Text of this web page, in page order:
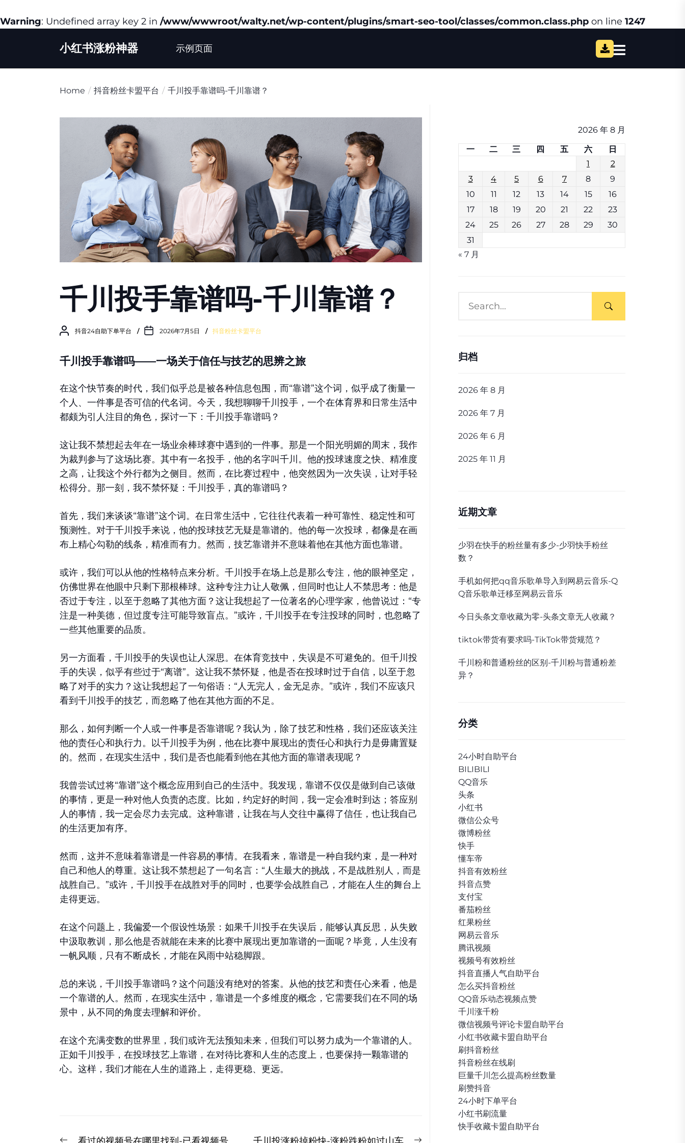
Warning: Undefined array key 2 in /www/wwwroot/walty.net/wp-content/plugins/smart-seo-tool/classes/common.class.php on line 1247
小红书涨粉神器 示例页面
Home 抖音粉丝卡盟平台 千川投手靠谱吗-千川靠谱？
千川投手靠谱吗-千川靠谱？
抖音24自助下单平台 2026年7月5日 抖音粉丝卡盟平台
千川投手靠谱吗——一场关于信任与技艺的思辨之旅
在这个快节奏的时代，我们似乎总是被各种信息包围，而“靠谱”这个词，似乎成了衡量一
个人、一件事是否可信的代名词。今天，我想聊聊千川投手，一个在体育界和日常生活中
都颇为引人注目的角色，探讨一下：千川投手靠谱吗？
这让我不禁想起去年在一场业余棒球赛中遇到的一件事。那是一个阳光明媚的周末，我作
为裁判参与了这场比赛。其中有一名投手，他的名字叫千川。他的投球速度之快、精准度
之高，让我这个外行都为之侧目。然而，在比赛过程中，他突然因为一次失误，让对手轻
松得分。那一刻，我不禁怀疑：千川投手，真的靠谱吗？
首先，我们来谈谈“靠谱”这个词。在日常生活中，它往往代表着一种可靠性、稳定性和可
预测性。对于千川投手来说，他的投球技艺无疑是靠谱的。他的每一次投球，都像是在画
布上精心勾勒的线条，精准而有力。然而，技艺靠谱并不意味着他在其他方面也靠谱。
或许，我们可以从他的性格特点来分析。千川投手在场上总是那么专注，他的眼神坚定，
仿佛世界在他眼中只剩下那根棒球。这种专注力让人敬佩，但同时也让人不禁思考：他是
否过于专注，以至于忽略了其他方面？这让我想起了一位著名的心理学家，他曾说过：“专
注是一种美德，但过度专注可能导致盲点。”或许，千川投手在专注投球的同时，也忽略了
一些其他重要的品质。
另一方面看，千川投手的失误也让人深思。在体育竞技中，失误是不可避免的。但千川投
手的失误，似乎有些过于“离谱”。这让我不禁怀疑，他是否在投球时过于自信，以至于忽
略了对手的实力？这让我想起了一句俗语：“人无完人，金无足赤。”或许，我们不应该只
看到千川投手的技艺，而忽略了他在其他方面的不足。
那么，如何判断一个人或一件事是否靠谱呢？我认为，除了技艺和性格，我们还应该关注
他的责任心和执行力。以千川投手为例，他在比赛中展现出的责任心和执行力是毋庸置疑
的。然而，在现实生活中，我们是否也能看到他在其他方面的靠谱表现呢？
我曾尝试过将“靠谱”这个概念应用到自己的生活中。我发现，靠谱不仅仅是做到自己该做
的事情，更是一种对他人负责的态度。比如，约定好的时间，我一定会准时到达；答应别
人的事情，我一定会尽力去完成。这种靠谱，让我在与人交往中赢得了信任，也让我自己
的生活更加有序。
然而，这并不意味着靠谱是一件容易的事情。在我看来，靠谱是一种自我约束，是一种对
自己和他人的尊重。这让我不禁想起了一句名言：“人生最大的挑战，不是战胜别人，而是
战胜自己。”或许，千川投手在战胜对手的同时，也要学会战胜自己，才能在人生的舞台上
走得更远。
在这个问题上，我偏爱一个假设性场景：如果千川投手在失误后，能够认真反思，从失败
中汲取教训，那么他是否就能在未来的比赛中展现出更加靠谱的一面呢？毕竟，人生没有
一帆风顺，只有不断成长，才能在风雨中站稳脚跟。
总的来说，千川投手靠谱吗？这个问题没有绝对的答案。从他的技艺和责任心来看，他是
一个靠谱的人。然而，在现实生活中，靠谱是一个多维度的概念，它需要我们在不同的场
景中，从不同的角度去理解和评价。
在这个充满变数的世界里，我们或许无法预知未来，但我们可以努力成为一个靠谱的人。
正如千川投手，在投球技艺上靠谱，在对待比赛和人生的态度上，也要保持一颗靠谱的
心。这样，我们才能在人生的道路上，走得更稳、更远。
Previous
Next
2026 年 8 月
一
二 三 四 五 六
日
1
2
3
4 5 6 7 8
9
10
11 12 13 14 15
16
17
18 19 20 21 22
23
24
25 26 27 28 29
30
31
« 7 月
归档
2026 年 8 月
2026 年 7 月
2026 年 6 月
2025 年 11 月
近期文章
少羽在快手的粉丝量有多少-少羽快手粉丝
数？
手机如何把qq音乐歌单导入到网易云音乐-Q
Q音乐歌单迁移至网易云音乐
今日头条文章收藏为零-头条文章无人收藏？
tiktok带货有要求吗-TikTok带货规范？
千川粉和普通粉丝的区别-千川粉与普通粉差
异？
分类
24小时自助平台
BILIBILI
QQ音乐
头条
小红书
微信公众号
微博粉丝
快手
懂车帝
抖音有效粉丝
抖音点赞
支付宝
番茄粉丝
红果粉丝
网易云音乐
腾讯视频
视频号有效粉丝
抖音直播人气自助平台
怎么买抖音粉丝
QQ音乐动态视频点赞
千川涨千粉
微信视频号评论卡盟自助平台
小红书收藏卡盟自助平台
刷抖音粉丝
抖音粉丝在线刷
巨量千川怎么提高粉丝数量
刷赞抖音
24小时下单平台
小红书刷流量
快手收藏卡盟自助平台